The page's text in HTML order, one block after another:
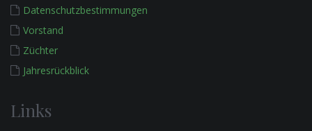
Datenschutzbestimmungen
Vorstand
Züchter
Jahresrückblick
Links